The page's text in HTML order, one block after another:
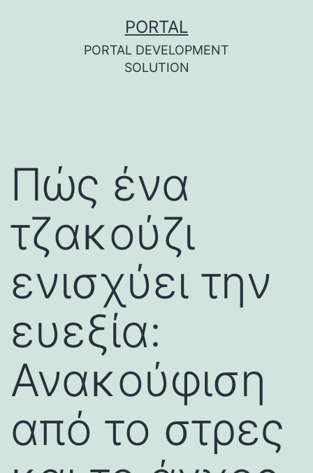
PORTAL
PORTAL DEVELOPMENT
SOLUTION
Πώς ένα
τζακούζι
ενισχύει την
ευεξία:
Ανακούφιση
από το στρες